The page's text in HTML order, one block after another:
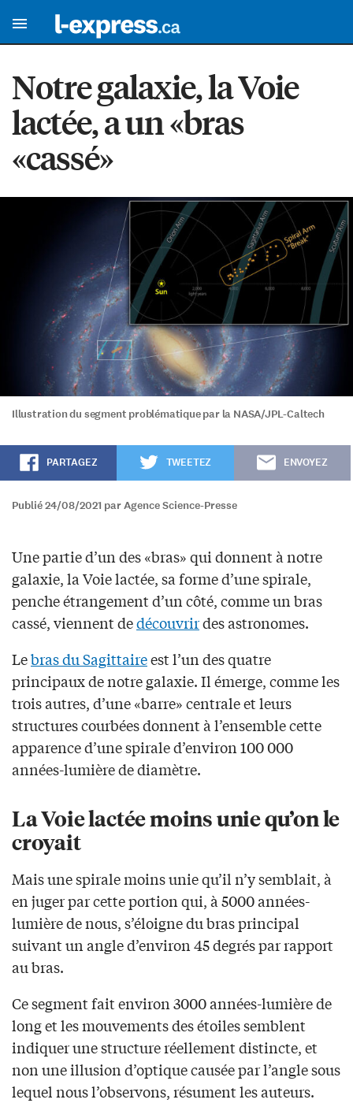
Notre galaxie, la Voie
lactée, a un «bras
«cassé»
Illustration du segment problématique par la NASA/JPL-Caltech
PARTAGEZ TWEETEZ ENVOYEZ
Publié 24/08/2021 par Agence Science-Presse
Une partie d’un des «bras» qui donnent à notre
galaxie, la Voie lactée, sa forme d’une spirale,
penche étrangement d’un côté, comme un bras
cassé, viennent dedécouvrirdes astronomes.
Lebras du Sagittaireest l’un des quatre
principaux de notre galaxie. Il émerge, comme les
trois autres, d’une «barre» centrale et leurs
structures courbées donnent à l’ensemble cette
apparence d’une spirale d’environ 100 000
années-lumière de diamètre.
La Voie lactée moins unie qu’on le
croyait
Mais une spirale moins unie qu’il n’y semblait, à
en juger par cette portion qui, à 5000 années-
lumière de nous, s’éloigne du bras principal
suivant un angle d’environ 45 degrés par rapport
au bras.
Ce segment fait environ 3000 années-lumière de
long et les mouvements des étoiles semblent
indiquer une structure réellement distincte, et
non une illusion d’optique causée par l’angle sous
lequel nous l’observons, résument les auteurs.